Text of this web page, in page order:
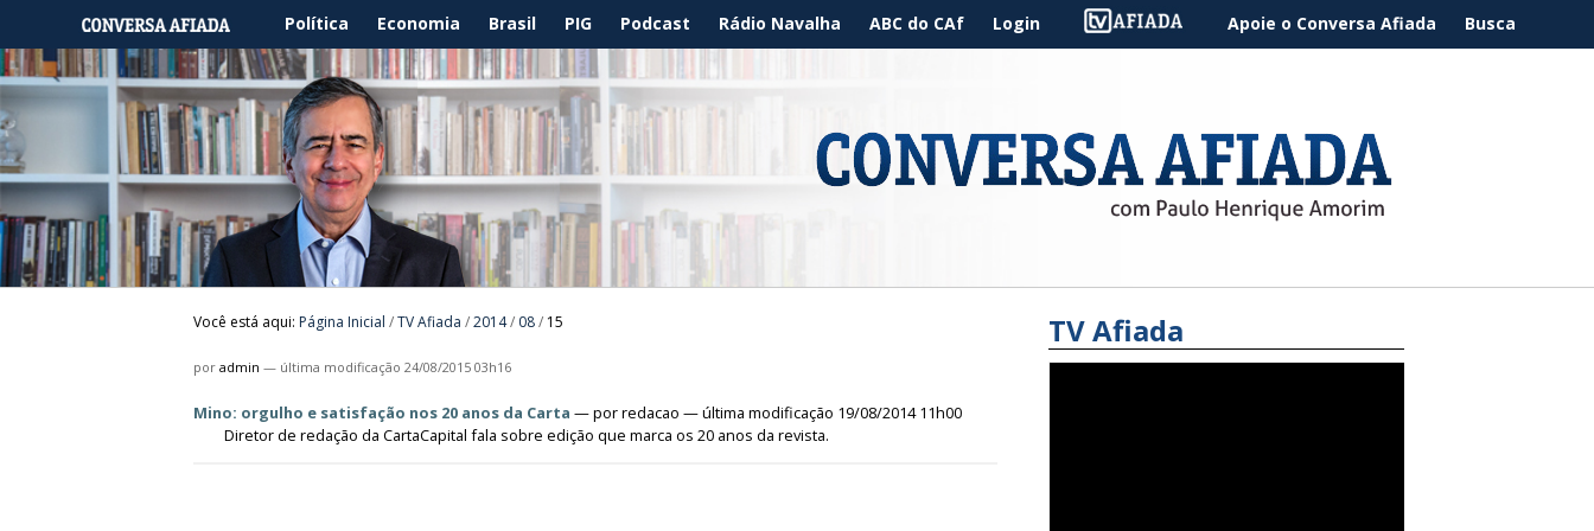
Política Economia Brasil PIG Podcast Rádio Navalha ABC do CAf Login Apoie o Conversa Afiada Busca
Você está aqui: Página Inicial /TV Afiada /2014/ 08/ 15
poradmin — última modificação 24/08/2015 03h16
Mino: orgulho e satisfação nos 20 anos da Carta —porredacao — última modificação 19/08/2014 11h00
Diretor de redação da CartaCapital fala sobre edição que marca os 20 anos da revista.
TV Afiada